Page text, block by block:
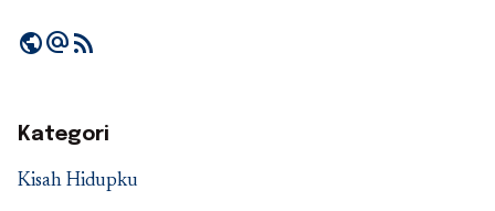
publicalternate_emailrss_feed
Kategori
Kisah Hidupku